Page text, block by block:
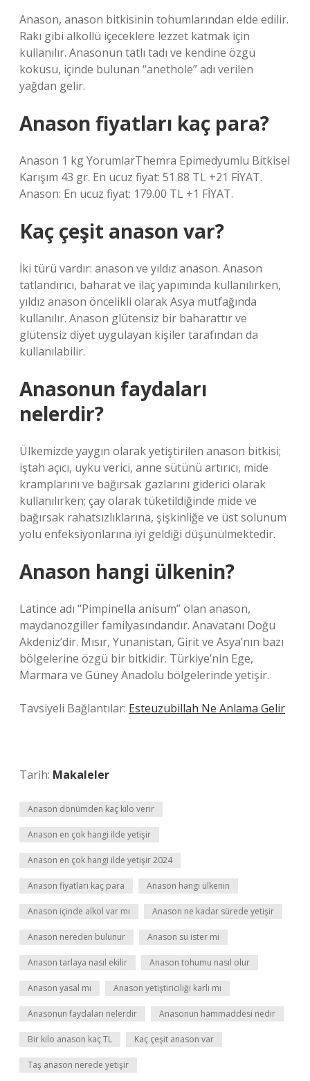
Anason, anason bitkisinin tohumlarından elde edilir.
Rakı gibi alkollü içeceklere lezzet katmak için
kullanılır. Anasonun tatlı tadı ve kendine özgü
kokusu, içinde bulunan “anethole” adı verilen
yağdan gelir.
Anason fiyatları kaç para?
Anason 1 kg YorumlarThemra Epimedyumlu Bitkisel
Karışım 43 gr. En ucuz fiyat: 51.88 TL +21 FİYAT.
Anason: En ucuz fiyat: 179.00 TL +1 FİYAT.
Kaç çeşit anason var?
İki türü vardır: anason ve yıldız anason. Anason
tatlandırıcı, baharat ve ilaç yapımında kullanılırken,
yıldız anason öncelikli olarak Asya mutfağında
kullanılır. Anason glütensiz bir baharattır ve
glütensiz diyet uygulayan kişiler tarafından da
kullanılabilir.
Anasonun faydaları
nelerdir?
Ülkemizde yaygın olarak yetiştirilen anason bitkisi;
iştah açıcı, uyku verici, anne sütünü artırıcı, mide
kramplarını ve bağırsak gazlarını giderici olarak
kullanılırken; çay olarak tüketildiğinde mide ve
bağırsak rahatsızlıklarına, şişkinliğe ve üst solunum
yolu enfeksiyonlarına iyi geldiği düşünülmektedir.
Anason hangi ülkenin?
Latince adı “Pimpinella anisum” olan anason,
maydanozgiller familyasındandır. Anavatanı Doğu
Akdeniz’dir. Mısır, Yunanistan, Girit ve Asya’nın bazı
bölgelerine özgü bir bitkidir. Türkiye’nin Ege,
Marmara ve Güney Anadolu bölgelerinde yetişir.
Tavsiyeli Bağlantılar: Esteuzubillah Ne Anlama Gelir
Tarih: Makaleler
Anason dönümden kaç kilo verir
Anason en çok hangi ilde yetişir
Anason en çok hangi ilde yetişir 2024
Anason fiyatları kaç para Anason hangi ülkenin
Anason içinde alkol var mı Anason ne kadar sürede yetişir
Anason nereden bulunur Anason su ister mi
Anason tarlaya nasıl ekilir Anason tohumu nasıl olur
Anason yasal mı Anason yetiştiriciliği karlı mı
Anasonun faydaları nelerdir Anasonun hammaddesi nedir
Bir kilo anason kaç TL Kaç çeşit anason var
Taş anason nerede yetişir